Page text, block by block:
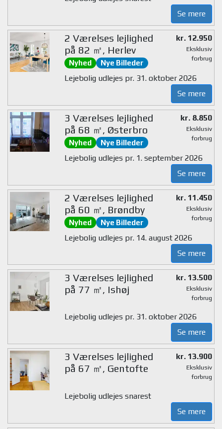
Se mere
2 Værelses lejlighed
på 82 ㎡, Herlev
Nyhed Nye Billeder
kr. 12.950
Eksklusiv
forbrug
Lejebolig udlejes pr. 31. oktober 2026
Se mere
3 Værelses lejlighed
på 68 ㎡, Østerbro
Nyhed Nye Billeder
kr. 8.850
Eksklusiv
forbrug
Lejebolig udlejes pr. 1. september 2026
Se mere
2 Værelses lejlighed
på 60 ㎡, Brøndby
Nyhed Nye Billeder
kr. 11.450
Eksklusiv
forbrug
Lejebolig udlejes pr. 14. august 2026
Se mere
3 Værelses lejlighed
på 77 ㎡, Ishøj
kr. 13.500
Eksklusiv
forbrug
Lejebolig udlejes pr. 31. oktober 2026
Se mere
3 Værelses lejlighed
på 67 ㎡, Gentofte
kr. 13.900
Eksklusiv
forbrug
Lejebolig udlejes snarest
Se mere